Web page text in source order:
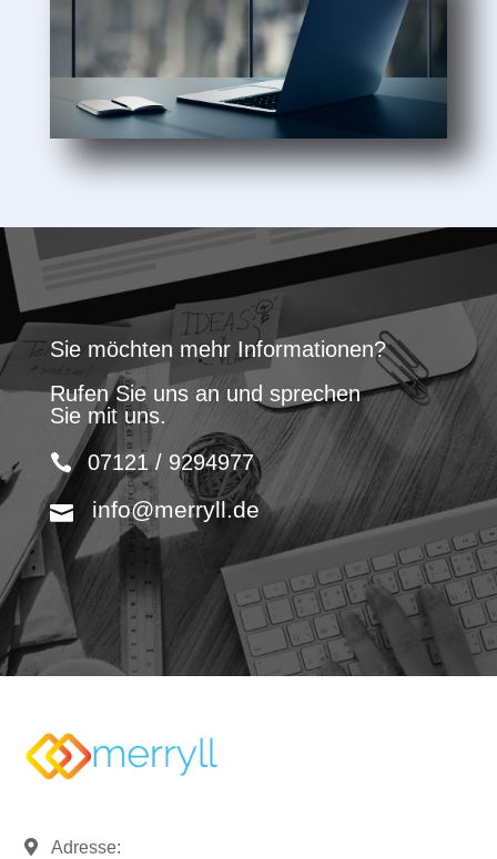
Sie möchten mehr Informationen?
Rufen Sie uns an und sprechen
Sie mit uns.
07121 / 9294977
info@merryll.de
Adresse: